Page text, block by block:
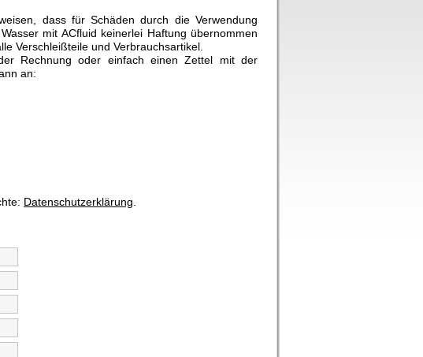
dass für Schäden durch die Verwendung
mit ACfluid keinerlei Haftung übernommen
Verschleißteile und Verbrauchsartikel.
Rechnung oder einfach einen Zettel mit der
an:
Datenschutzerklärung